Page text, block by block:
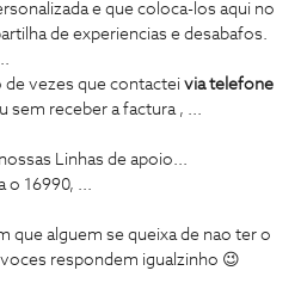
e que coloca-los aqui no
de experiencias e desabafos.
de vezes que contactei via telefone
sem receber a factura , ...
Linhas de apoio...
o 16990, ...
que alguem se queixa de nao ter o
respondem igualzinho 😉